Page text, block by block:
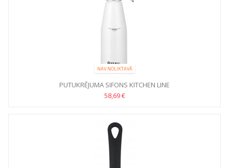
NAV NOLIKTAVĀ
PUTUKRĒJUMA SIFONS KITCHEN LINE
58,69 €